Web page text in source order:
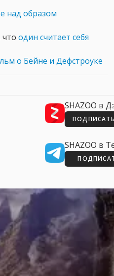
над образом
один считает себя
о Бейне и Дефстроуке
SHAZOO в
SHAZOO в